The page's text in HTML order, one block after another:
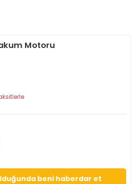
Motoru
beni haberdar et